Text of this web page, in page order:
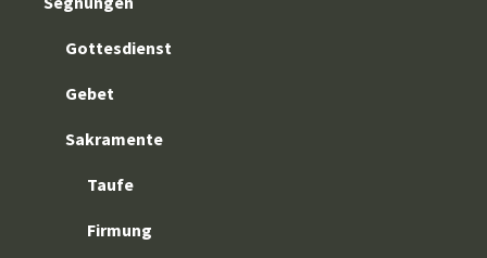
Gottesdienst
Gebet
Sakramente
Taufe
Firmung